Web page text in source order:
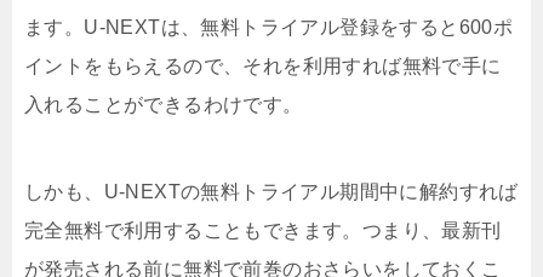
ます。U-NEXTは、無料トライアル登録をすると600ポ
イントをもらえるので、それを利用すれば無料で手に
入れることができるわけです。
しかも、U-NEXTの無料トライアル期間中に解約すれば
完全無料で利用することもできます。つまり、最新刊
が発売される前に無料で前巻のおさらいをしておくこ